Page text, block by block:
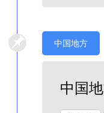
中国地方
中国